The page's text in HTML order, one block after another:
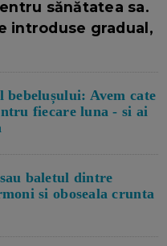
sănătatea sa.
introduse gradual,
Avem cate
fiecare luna - si ai
baletul dintre
si oboseala crunta